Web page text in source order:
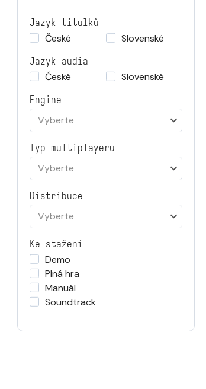
Jazyk titulků
České
Slovenské
Jazyk audia
České
Slovenské
Engine
Vyberte
Typ multiplayeru
Vyberte
Distribuce
Vyberte
Ke stažení
Demo
Plná hra
Manuál
Soundtrack